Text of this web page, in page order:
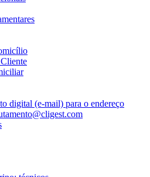
digital (e-mail) para o endereço